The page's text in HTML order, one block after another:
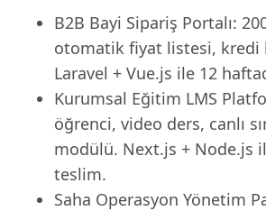
B2B Bayi Sipariş Portalı:
otomatik fiyat listesi,
Laravel + Vue.js ile 12
Kurumsal Eğitim LMS
öğrenci, video ders, canlı
modülü. Next.js + Node.js
teslim.
Saha Operasyon Yönetim